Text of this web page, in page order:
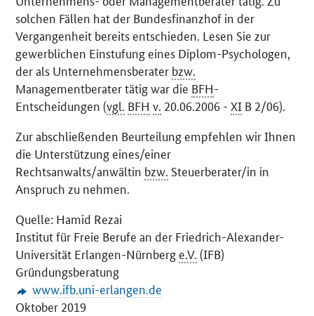
solchen Fällen hat der Bundesfinanzhof in der
Vergangenheit bereits entschieden. Lesen Sie zur
gewerblichen Einstufung eines Diplom-Psychologen,
der als Unternehmensberater bzw.
Managementberater tätig war die BFH-
Entscheidungen (vgl. BFH v. 20.06.2006 -XI B 2/06).
Zur abschließenden Beurteilung empfehlen wir Ihnen
die Unterstützung eines/einer
Rechtsanwalts/anwältin bzw. Steuerberater/in in
Anspruch zu nehmen.
Quelle: Hamid Rezai
Institut für Freie Berufe an der Friedrich-Alexander-
Universität Erlangen-Nürnberg e.V. (IFB)
Gründungsberatung
www.ifb.uni-erlangen.de
Oktober 2019